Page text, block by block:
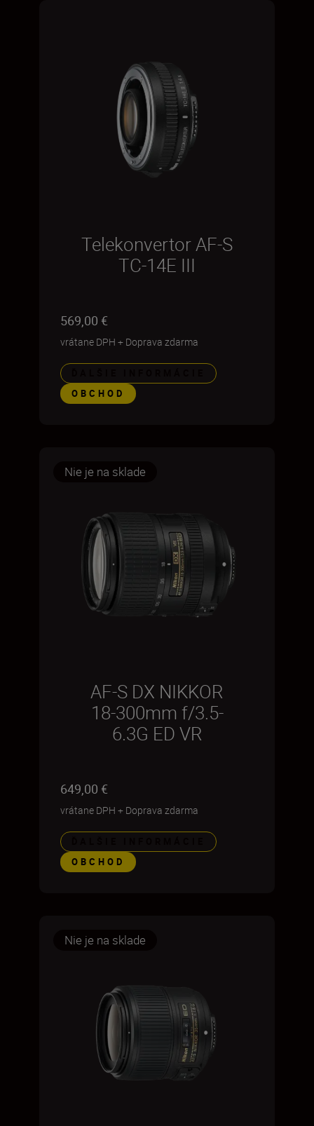
Telekonvertor AF-S
TC-14E III
569,00 €
vrátane DPH + Doprava zdarma
OBCHOD
Nie je na sklade
AF-S DX NIKKOR
18-300mm f/3.5-
6.3G ED VR
649,00 €
vrátane DPH + Doprava zdarma
OBCHOD
Nie je na sklade